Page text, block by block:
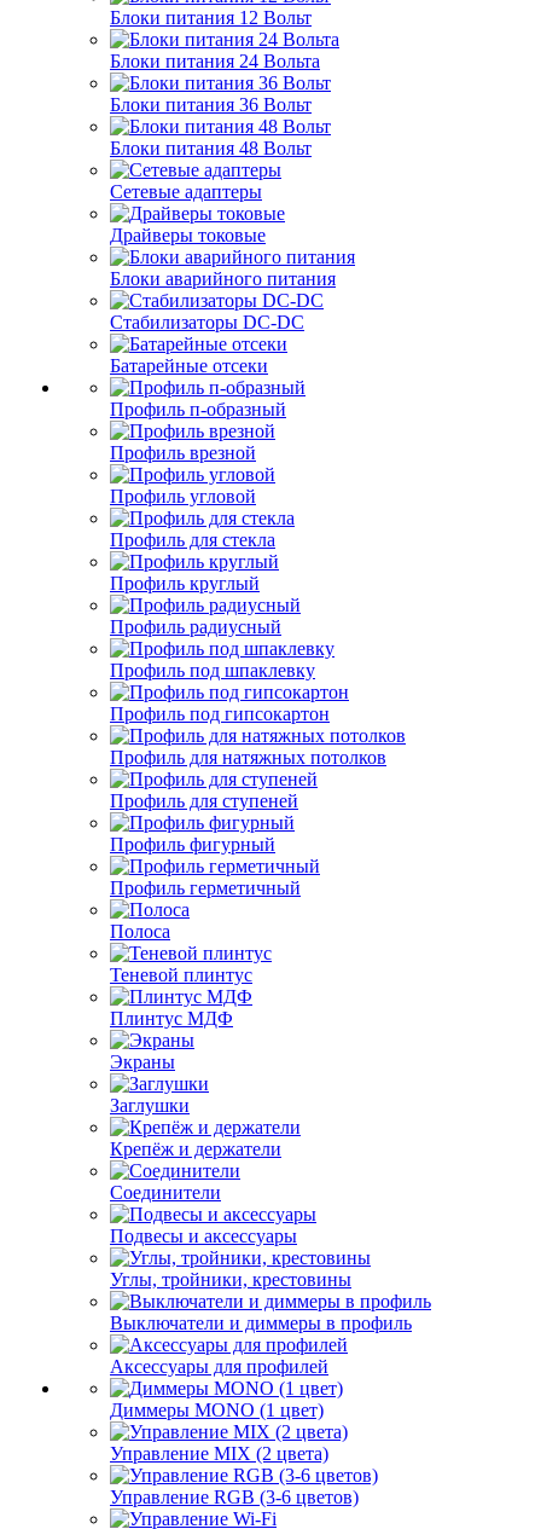
Блоки питания 12 Вольт
Блоки питания 24 Вольта
Блоки питания 36 Вольт
Блоки питания 48 Вольт
Сетевые адаптеры
Драйверы токовые
Блоки аварийного питания
Стабилизаторы DC-DC
Батарейные отсеки
Профиль п-образный
Профиль врезной
Профиль угловой
Профиль для стекла
Профиль круглый
Профиль радиусный
Профиль под шпаклевку
Профиль под гипсокартон
Профиль для натяжных потолков
Профиль для ступеней
Профиль фигурный
Профиль герметичный
Полоса
Теневой плинтус
Плинтус МДФ
Экраны
Заглушки
Крепёж и держатели
Соединители
Подвесы и аксессуары
Углы, тройники, крестовины
Выключатели и диммеры в профиль
Аксессуары для профилей
Диммеры MONO (1 цвет)
Управление MIX (2 цвета)
Управление RGB (3-6 цветов)